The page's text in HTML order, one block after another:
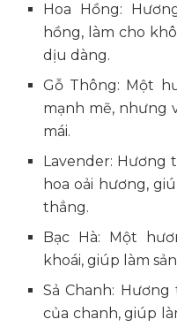
Hoa Hồng:
hồng, làm cho
dịu dàng.
Gỗ Thông: Một
mạnh mẽ, nhưng
mái.
Lavender: Hương
hoa oải hương,
thẳng.
Bạc Hà: Một
khoái, giúp làm
Sả Chanh:
của chanh, giúp